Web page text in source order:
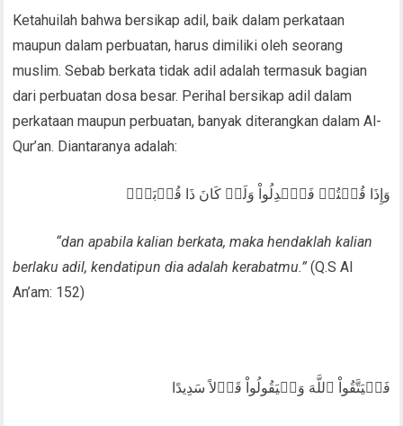
Ketahuilah bahwa bersikap adil, baik dalam perkataan
maupun dalam perbuatan, harus dimiliki oleh seorang
muslim. Sebab berkata tidak adil adalah termasuk bagian
dari perbuatan dosa besar. Perihal bersikap adil dalam
perkataan maupun perbuatan, banyak diterangkan dalam Al-
Qur’an. Diantaranya adalah:
وَإِذَا قُلۡتُمۡ فَٱعۡدِلُواْ وَلَوۡ كَانَ ذَا قُرۡبَىٰۖ
“dan apabila kalian berkata, maka hendaklah kalian
berlaku adil, kendatipun dia adalah kerabatmu.”(Q.S Al
An’am: 152)
فَلۡيَتَّقُواْ ٱللَّهَ وَلۡيَقُولُواْ قَوۡلاً سَدِيدًا